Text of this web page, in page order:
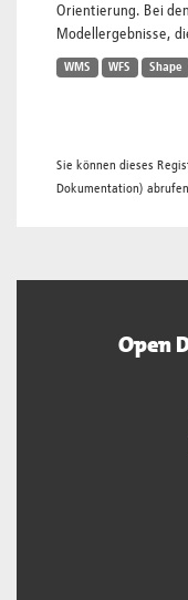
Orientierung. Bei
Modellergebnisse,
WMS WFS Shape
Sie können dieses
Dokumentation)
Open